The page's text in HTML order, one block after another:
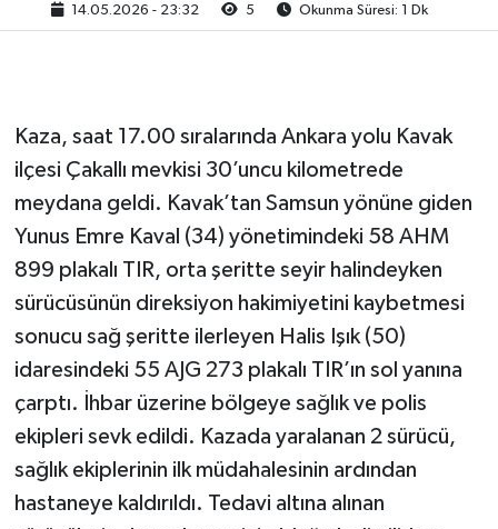
14.05.2026 - 23:32 5 Okunma Süresi: 1 Dk
Kaza, saat 17.00 sıralarında Ankara yolu Kavak
ilçesi Çakallı mevkisi 30’uncu kilometrede
meydana geldi. Kavak’tan Samsun yönüne giden
Yunus Emre Kaval (34) yönetimindeki 58 AHM
899 plakalı TIR, orta şeritte seyir halindeyken
sürücüsünün direksiyon hakimiyetini kaybetmesi
sonucu sağ şeritte ilerleyen Halis Işık (50)
idaresindeki 55 AJG 273 plakalı TIR’ın sol yanına
çarptı. İhbar üzerine bölgeye sağlık ve polis
ekipleri sevk edildi. Kazada yaralanan 2 sürücü,
sağlık ekiplerinin ilk müdahalesinin ardından
hastaneye kaldırıldı. Tedavi altına alınan